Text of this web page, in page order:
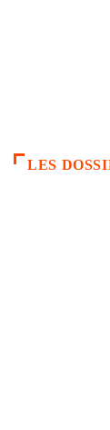
LES